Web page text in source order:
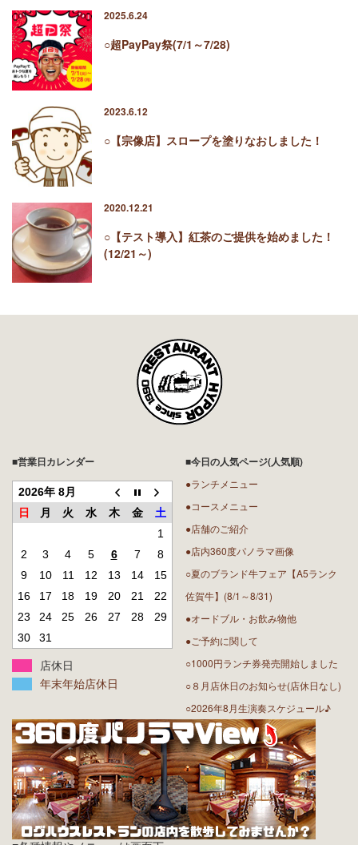
2025.6.24
○超PayPay祭(7/1～7/28)
2023.6.12
○【宗像店】スロープを塗りなおしました！
2020.12.21
○【テスト導入】紅茶のご提供を始めました！
(12/21～)
■営業日カレンダー
2026年 8月
日
月 火 水 木 金
土
1
2
3 4 5 6 7
8
9
10 11 12 13 14
15
16
17 18 19 20 21
22
23
24 25 26 27 28
29
30
31
店休日
年末年始店休日
■今日の人気ページ(人気順)
●ランチメニュー
●コースメニュー
●店舗のご紹介
●店内360度パノラマ画像
○夏のブランド牛フェア【A5ランク
佐賀牛】(8/1～8/31)
●オードブル・お飲み物他
●ご予約に関して
○1000円ランチ券発売開始しました
○８月店休日のお知らせ(店休日なし)
○2026年8月生演奏スケジュール♪